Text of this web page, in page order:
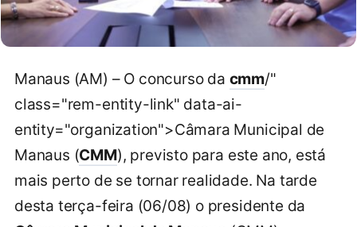
Manaus (AM) – O concurso da cmm/"
class="rem-entity-link" data-ai-
entity="organization">Câmara Municipal de
Manaus (CMM), previsto para este ano, está
mais perto de se tornar realidade. Na tarde
desta terça-feira (06/08) o presidente da